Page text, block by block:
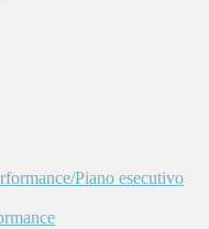
Piano esecutivo